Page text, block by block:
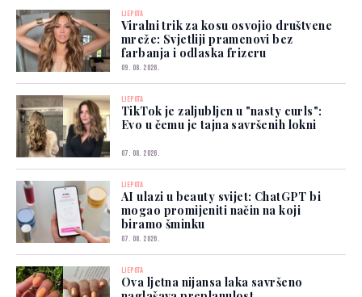
LJEPOTA
Viralni trik za kosu osvojio društvene
mreže: Svjetliji pramenovi bez
farbanja i odlaska frizeru
09. 08. 2026.
LJEPOTA
TikTok je zaljubljen u "nasty curls":
Evo u čemu je tajna savršenih lokni
07. 08. 2026.
LJEPOTA
AI ulazi u beauty svijet: ChatGPT bi
mogao promijeniti način na koji
biramo šminku
07. 08. 2026.
LJEPOTA
Ova ljetna nijansa laka savršeno